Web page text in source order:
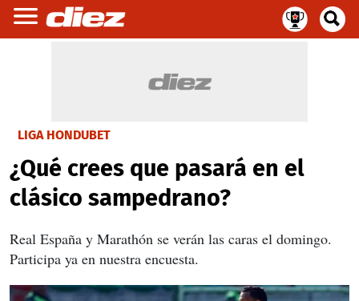
LIGA HONDUBET
¿Qué crees que pasará en el
clásico sampedrano?
Real España y Marathón se verán las caras el domingo.
Participa ya en nuestra encuesta.